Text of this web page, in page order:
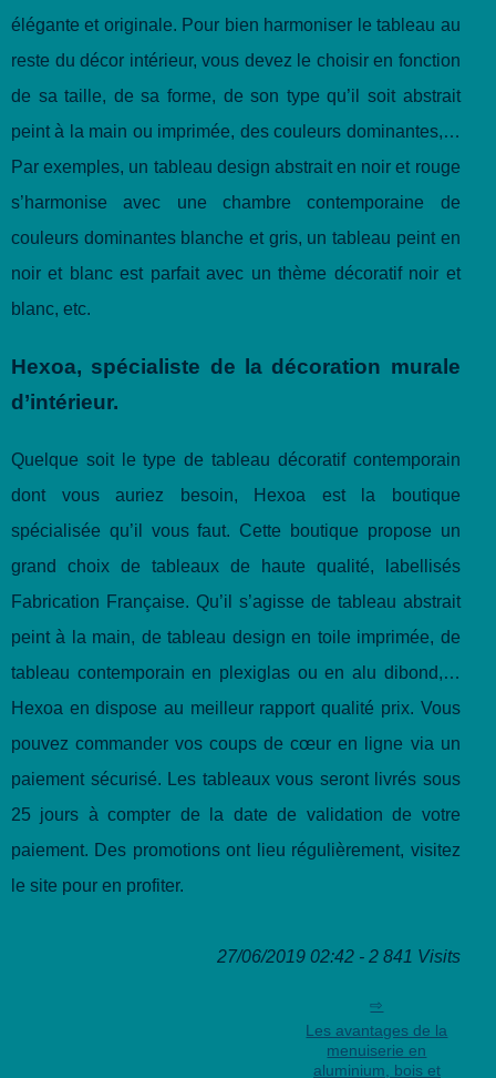
élégante et originale. Pour bien harmoniser le tableau au
reste du décor intérieur, vous devez le choisir en fonction
de sa taille, de sa forme, de son type qu’il soit abstrait
peint à la main ou imprimée, des couleurs dominantes,…
Par exemples, un tableau design abstrait en noir et rouge
s’harmonise avec une chambre contemporaine de
couleurs dominantes blanche et gris, un tableau peint en
noir et blanc est parfait avec un thème décoratif noir et
blanc, etc.
Hexoa, spécialiste de la décoration murale
d’intérieur.
Quelque soit le type de tableau décoratif contemporain
dont vous auriez besoin, Hexoa est la boutique
spécialisée qu’il vous faut. Cette boutique propose un
grand choix de tableaux de haute qualité, labellisés
Fabrication Française. Qu’il s’agisse de tableau abstrait
peint à la main, de tableau design en toile imprimée, de
tableau contemporain en plexiglas ou en alu dibond,…
Hexoa en dispose au meilleur rapport qualité prix. Vous
pouvez commander vos coups de cœur en ligne via un
paiement sécurisé. Les tableaux vous seront livrés sous
25 jours à compter de la date de validation de votre
paiement. Des promotions ont lieu régulièrement, visitez
le site pour en profiter.
27/06/2019 02:42 - 2 841 Visits
Les avantages de la
menuiserie en
aluminium, bois et